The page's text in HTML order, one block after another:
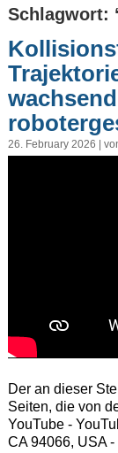
Schlagwort:
26. February 2026 |
Der an dieser
Seiten, die von
YouTube -
CA 94066, USA